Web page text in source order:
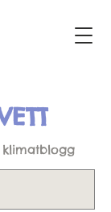
klimatblogg